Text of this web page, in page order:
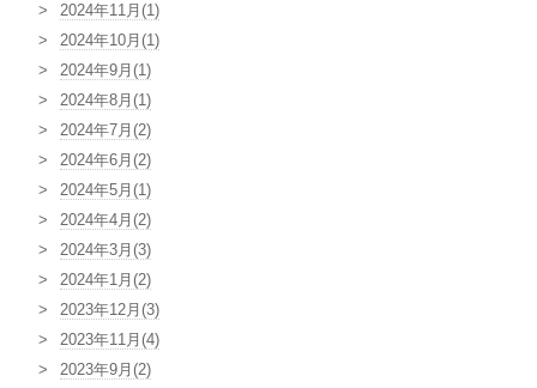
2024年11月(1)
2024年10月(1)
2024年9月(1)
2024年8月(1)
2024年7月(2)
2024年6月(2)
2024年5月(1)
2024年4月(2)
2024年3月(3)
2024年1月(2)
2023年12月(3)
2023年11月(4)
2023年9月(2)